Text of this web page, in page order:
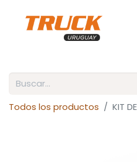
Todos los productos KIT